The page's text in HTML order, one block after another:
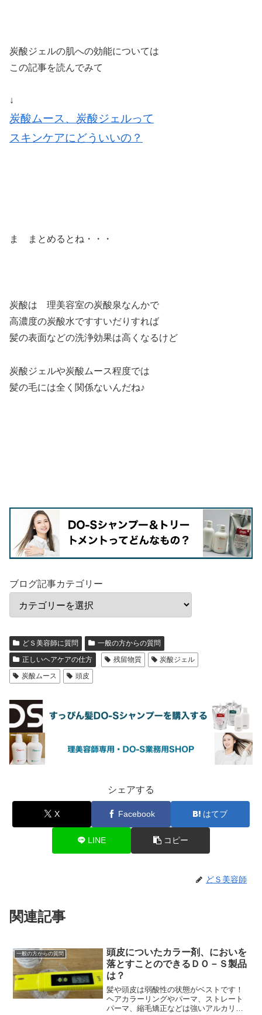
炭酸ジェルの肌への効能については
この記事を読んでみて
↓
炭酸ムース、炭酸ジェルって
スキンケアにどういいの？
ま まとめるとね・・・
炭酸は 理美容室の炭酸泉なんかで
高濃度の炭酸水ですすいだりすれば
髪の表面などの洗浄効果は高くなるけど
炭酸ジェルや炭酸ムース程度では
髪の毛には全く関係ないんだね♪
ブログ記事カテゴリー
どＳ美容師に質問
一般の方からの質問
正しいヘアケアの仕方
残留物質
炭酸ジェル
炭酸ムース
頭皮
シェアする
X Facebook はてブ
LINE コピー
どＳ美容師
関連記事
一般の方からの質問
頭皮についたカラー剤、においを
落とすことのできるＤＯ－Ｓ製品
は？
髪や頭皮は弱酸性の状態がベストです！
ヘアカラーリングやパーマ、ストレート
パーマ、縮毛矯正などは強いアルカリ性